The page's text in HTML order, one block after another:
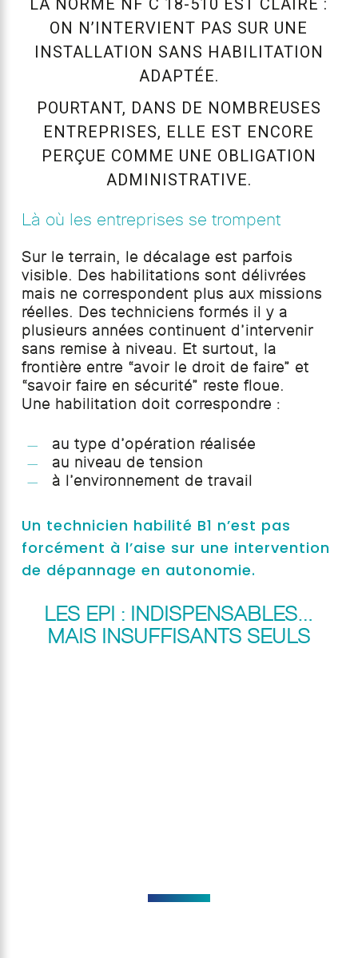
LA NORME NF C 18-510 EST CLAIRE :
ON N’INTERVIENT PAS SUR UNE
INSTALLATION SANS HABILITATION
ADAPTÉE.
POURTANT, DANS DE NOMBREUSES
ENTREPRISES, ELLE EST ENCORE
PERÇUE COMME UNE OBLIGATION
ADMINISTRATIVE.
Là où les entreprises se trompent
Sur le terrain, le décalage est parfois
visible. Des habilitations sont délivrées
mais ne correspondent plus aux missions
réelles. Des techniciens formés il y a
plusieurs années continuent d’intervenir
sans remise à niveau. Et surtout, la
frontière entre “avoir le droit de faire” et
“savoir faire en sécurité” reste floue.
Une habilitation doit correspondre :
au type d’opération réalisée
au niveau de tension
à l’environnement de travail
Un technicien habilité B1 n’est pas
forcément à l’aise sur une intervention
de dépannage en autonomie.
LES EPI : INDISPENSABLES…
MAIS INSUFFISANTS SEULS